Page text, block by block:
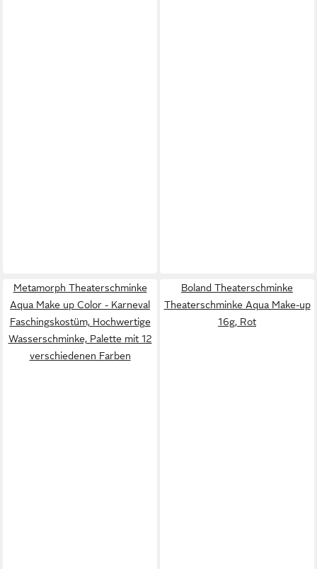
Metamorph Theaterschminke
Aqua Make up Color - Karneval
Faschingskostüm, Hochwertige
Wasserschminke, Palette mit 12
verschiedenen Farben
Boland Theaterschminke
Theaterschminke Aqua Make-up
16g, Rot